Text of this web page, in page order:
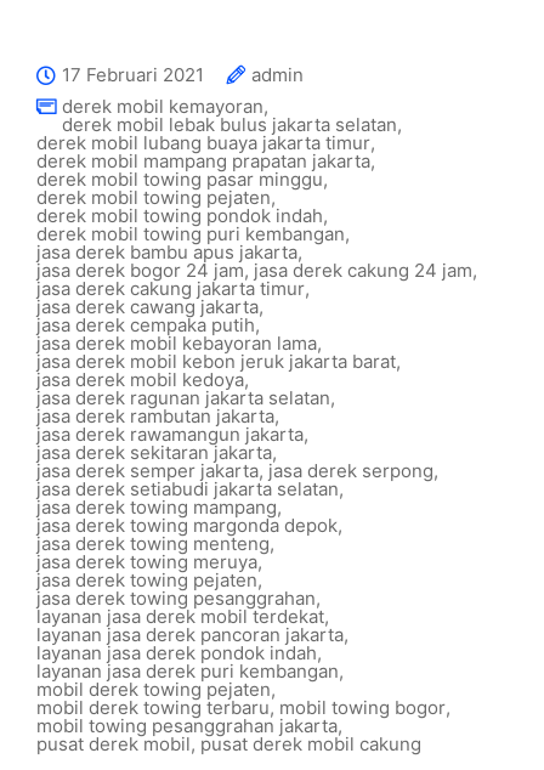
17 Februari 2021
admin
derek mobil kemayoran,
derek mobil lebak bulus jakarta selatan,
derek mobil lubang buaya jakarta timur,
derek mobil mampang prapatan jakarta,
derek mobil towing pasar minggu,
derek mobil towing pejaten,
derek mobil towing pondok indah,
derek mobil towing puri kembangan,
jasa derek bambu apus jakarta,
jasa derek bogor 24 jam, jasa derek cakung 24 jam,
jasa derek cakung jakarta timur,
jasa derek cawang jakarta,
jasa derek cempaka putih,
jasa derek mobil kebayoran lama,
jasa derek mobil kebon jeruk jakarta barat,
jasa derek mobil kedoya,
jasa derek ragunan jakarta selatan,
jasa derek rambutan jakarta,
jasa derek rawamangun jakarta,
jasa derek sekitaran jakarta,
jasa derek semper jakarta, jasa derek serpong,
jasa derek setiabudi jakarta selatan,
jasa derek towing mampang,
jasa derek towing margonda depok,
jasa derek towing menteng,
jasa derek towing meruya,
jasa derek towing pejaten,
jasa derek towing pesanggrahan,
layanan jasa derek mobil terdekat,
layanan jasa derek pancoran jakarta,
layanan jasa derek pondok indah,
layanan jasa derek puri kembangan,
mobil derek towing pejaten,
mobil derek towing terbaru, mobil towing bogor,
mobil towing pesanggrahan jakarta,
pusat derek mobil, pusat derek mobil cakung